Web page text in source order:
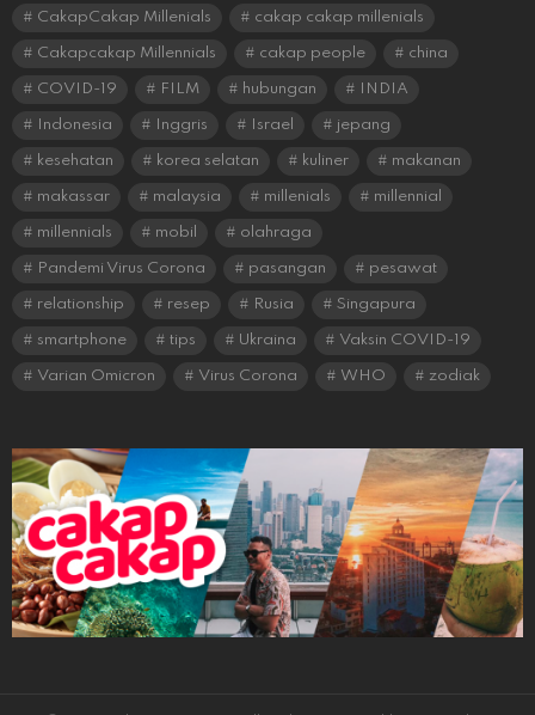
CakapCakap Millenials cakap cakap millenials
Cakapcakap Millennials cakap people china
COVID-19 FILM hubungan INDIA
Indonesia Inggris Israel jepang
kesehatan korea selatan kuliner makanan
makassar malaysia millenials millennial
millennials mobil olahraga
Pandemi Virus Corona pasangan pesawat
relationship resep Rusia Singapura
smartphone tips Ukraina Vaksin COVID-19
Varian Omicron Virus Corona WHO zodiak